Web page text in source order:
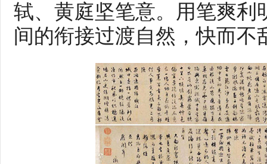
轼、黄庭坚笔意。用笔爽利
间的衔接过渡自然，快而不